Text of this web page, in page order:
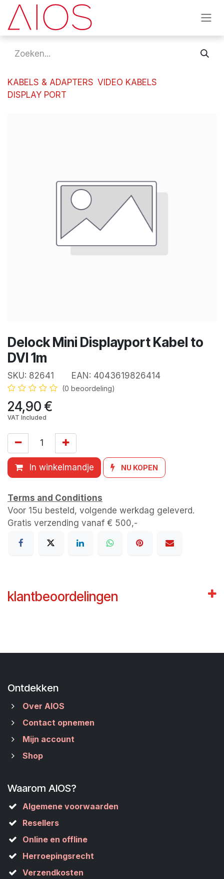
Overslaan naar inhoud
KABELS & ADAPTERS VIDEO KABELS
DISPLAY PORT
Delock Mini Displayport Kabel to
DVI 1m
SKU: 82641 EAN: 4043619826414
(0 beoordeling)
24,90€
VAT Included
In winkelmandje NU KOPEN
Terms and Conditions
Voor 15u besteld, volgende werkdag geleverd.
Gratis verzending vanaf € 500,-
klantbeoordelingen
Ontdekken
Over AIOS
Contact opnemen
Mijn account
Shop
Waarom AIOS?
Algemene voorwaarden
Resellers
Online en offline
Herroepingsrecht
Verzendkosten